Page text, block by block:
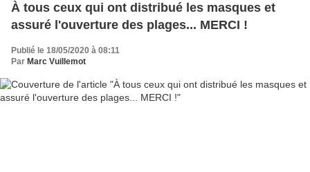
À tous ceux qui ont distribué les masques et
assuré l'ouverture des plages... MERCI !
Publié le 18/05/2020 à 08:11
Par Marc Vuillemot